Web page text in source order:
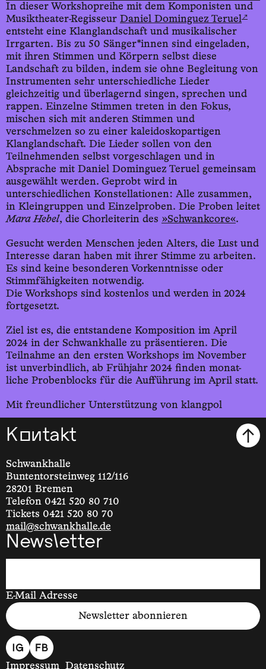
In dieser Workshopreihe mit dem Komponisten und
Musiktheater-Regisseur Daniel Dominguez Teruel ↗
entsteht eine Klanglandschaft und musikalischer
Irrgarten. Bis zu 50 Sänger*innen sind eingeladen,
mit ihren Stimmen und Körpern selbst diese
Landschaft zu bilden, indem sie ohne Begleitung von
Instrumenten sehr unterschiedliche Lieder
gleichzeitig und überlagernd singen, sprechen und
rappen. Einzelne Stimmen treten in den Fokus,
mischen sich mit anderen Stimmen und
verschmelzen so zu einer kaleidoskopartigen
Klanglandschaft. Die Lieder sollen von den
Teilnehmenden selbst vorgeschlagen und in
Absprache mit Daniel Dominguez Teruel gemeinsam
ausgewählt werden. Geprobt wird in
unterschiedlichen Konstellationen: Alle zusammen,
in Kleingruppen und Einzelproben. Die Proben leitet
Mara Hebel, die Chorleiterin des »Schwankcore«.
Gesucht werden Menschen jeden Alters, die Lust und
Interesse daran haben mit ihrer Stimme zu arbeiten.
Es sind keine besonderen Vorkenntnisse oder
Stimmfähigkeiten notwendig.
Die Workshops sind kostenlos und werden in 2024
fortgesetzt.
Ziel ist es, die entstandene Komposition im April
2024 in der Schwankhalle zu präsentieren. Die
Teilnahme an den ersten Workshops im November
ist unverbindlich, ab Frühjahr 2024 finden monat-
liche Probenblocks für die Aufführung im April statt.
Mit freundlicher Unterstützung von klangpol
Kontakt
Schwankhalle
Buntentorsteinweg 112/116
28201 Bremen
Telefon 0421 520 80 710
Tickets 0421 520 80 70
mail@schwankhalle.de
Newsletter
E-Mail Adresse
Newsletter abonnieren
Impressum Datenschutz